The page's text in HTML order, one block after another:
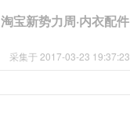
淘宝新势力周·内衣配件
采集于 2017-03-23 19:37:23